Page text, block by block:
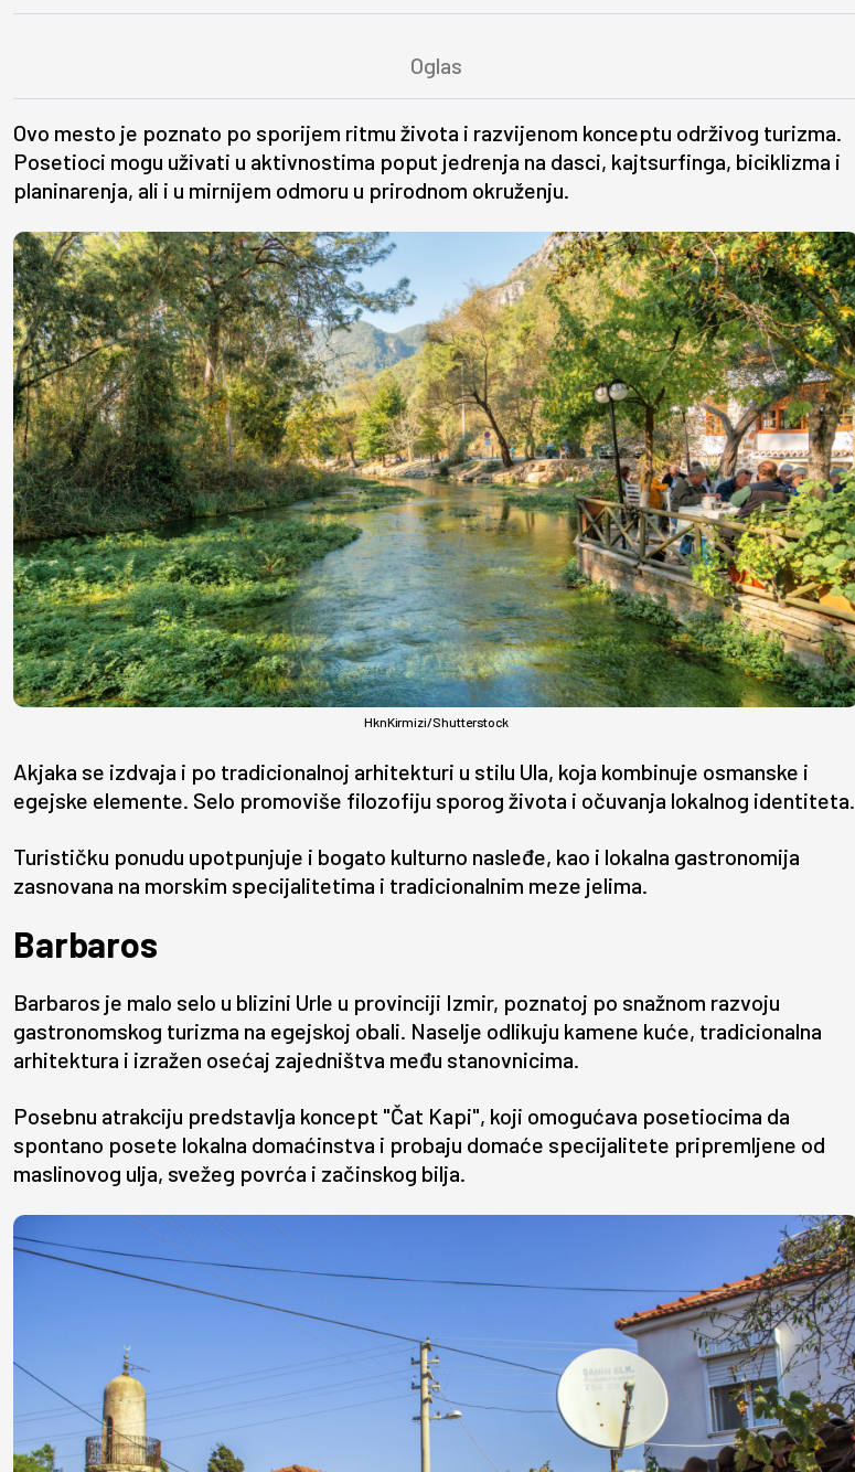
Ovo mesto je poznato po sporijem ritmu života i razvijenom konceptu održivog turizma.
Posetioci mogu uživati u aktivnostima poput jedrenja na dasci, kajtsurfinga, biciklizma i
planinarenja, ali i u mirnijem odmoru u prirodnom okruženju.
HknKirmizi/Shutterstock
Akjaka se izdvaja i po tradicionalnoj arhitekturi u stilu Ula, koja kombinuje osmanske i
egejske elemente. Selo promoviše filozofiju sporog života i očuvanja lokalnog identiteta.
Turističku ponudu upotpunjuje i bogato kulturno nasleđe, kao i lokalna gastronomija
zasnovana na morskim specijalitetima i tradicionalnim meze jelima.
Barbaros
Barbaros je malo selo u blizini Urle u provinciji Izmir, poznatoj po snažnom razvoju
gastronomskog turizma na egejskoj obali. Naselje odlikuju kamene kuće, tradicionalna
arhitektura i izražen osećaj zajedništva među stanovnicima.
Posebnu atrakciju predstavlja koncept "Čat Kapi", koji omogućava posetiocima da
spontano posete lokalna domaćinstva i probaju domaće specijalitete pripremljene od
maslinovog ulja, svežeg povrća i začinskog bilja.